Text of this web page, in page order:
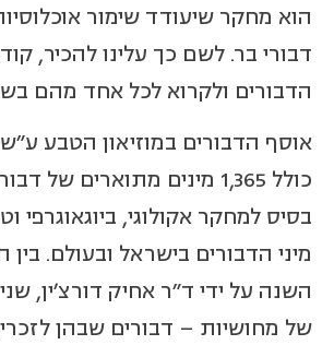
הוא מחקר שיעודד שימור
דבורי בר. לשם כך עלינו להכיר,
הדבורים ולקרוא לכל אחד מהם
אוסף הדבורים במוזיאון הטבע
כולל 1,365 מינים מתוארים של
בסיס למחקר אקולוגי, ביוגאוגרפי
מיני הדבורים בישראל ובעולם.
השנה על ידי ד"ר אחיק דורצ'ין,
של מחושיות – דבורים שבהן